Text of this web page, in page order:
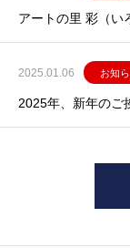
アートの里 彩（い
2025.01.06 お知
2025年、新年のご